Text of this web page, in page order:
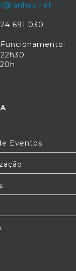
691 030
Eventos